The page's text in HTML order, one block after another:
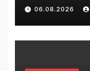
06.08.2026